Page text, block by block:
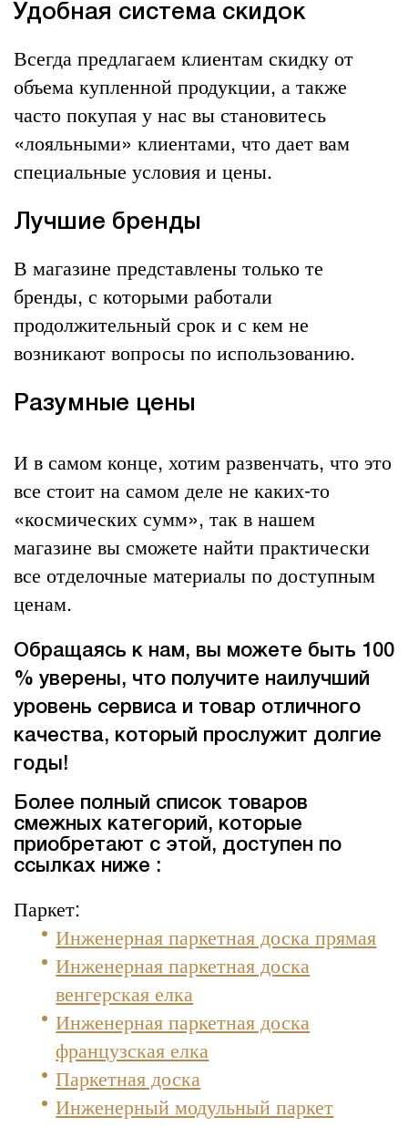
Удобная система скидок
Всегда предлагаем клиентам скидку от
объема купленной продукции, а также
часто покупая у нас вы становитесь
«лояльными» клиентами, что дает вам
специальные условия и цены.
Лучшие бренды
В магазине представлены только те
бренды, с которыми работали
продолжительный срок и с кем не
возникают вопросы по использованию.
Разумные цены
И в самом конце, хотим развенчать, что это
все стоит на самом деле не каких-то
«космических сумм», так в нашем
магазине вы сможете найти практически
все отделочные материалы по доступным
ценам.
Обращаясь к нам, вы можете быть 100
% уверены, что получите наилучший
уровень сервиса и товар отличного
качества, который прослужит долгие
годы!
Более полный список товаров
смежных категорий, которые
приобретают с этой, доступен по
ссылках ниже :
Паркет:
Инженерная паркетная доска прямая
Инженерная паркетная доска
венгерская елка
Инженерная паркетная доска
французская елка
Паркетная доска
Инженерный модульный паркет